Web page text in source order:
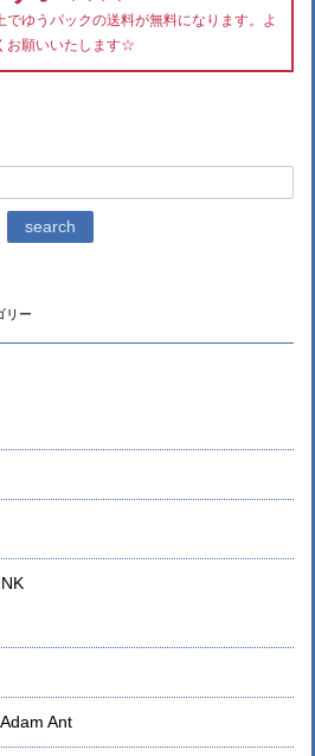
ゆうパックの送料が無料になります。よ
お願いいたします☆
search
リー
Ant